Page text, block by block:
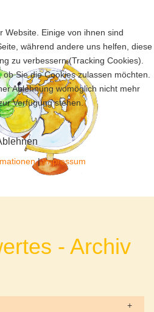
- Archiv
Website. Einige von ihnen sind
während andere uns helfen, diese
zu verbessern (Tracking Cookies).
Sie die Cookies zulassen möchten.
Ablehnung womöglich nicht mehr
Verfügung stehen.
|Impressum